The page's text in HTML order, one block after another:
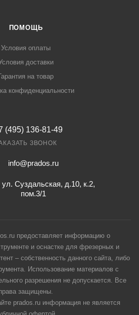
ПОМОЩЬ
Условия оплаты
доставки
на товар
конфиденциальности
(495) 136-81-49
ЗВОНОК
info@prados.ru
Суздальская, д.10, к.2,
пом.3/1
предоставляет информацию о
и оснастке для фрезерных и
– собственность данного сайта, либо
Использование материалов с
разрешения не допускается. Все
защищены.
prados.ru информация не является